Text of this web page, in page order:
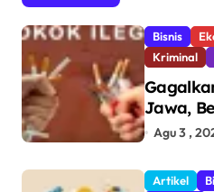
Bisnis
Kriminal
Jawa,
Juta
Agu 3 ,
Artikel